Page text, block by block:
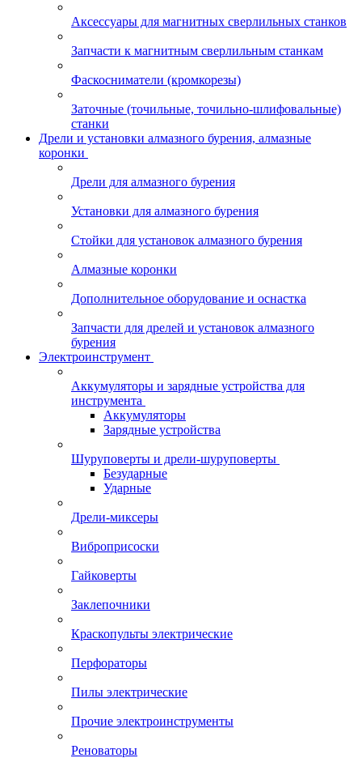
Аксессуары для магнитных сверлильных станков
Запчасти к магнитным сверлильным станкам
Фаскосниматели (кромкорезы)
Заточные (точильные, точильно-шлифовальные)
станки
Дрели и установки алмазного бурения, алмазные
коронки
Дрели для алмазного бурения
Установки для алмазного бурения
Стойки для установок алмазного бурения
Алмазные коронки
Дополнительное оборудование и оснастка
Запчасти для дрелей и установок алмазного
бурения
Электроинструмент
Аккумуляторы и зарядные устройства для
инструмента
Аккумуляторы
Зарядные устройства
Шуруповерты и дрели-шуруповерты
Безударные
Ударные
Дрели-миксеры
Виброприсоски
Гайковерты
Заклепочники
Краскопульты электрические
Перфораторы
Пилы электрические
Прочие электроинструменты
Реноваторы